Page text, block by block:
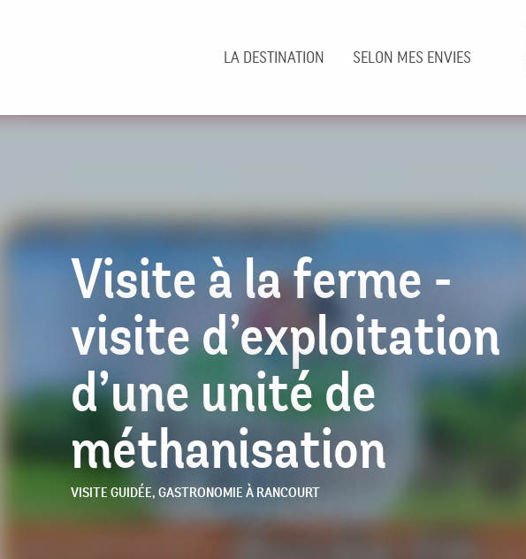
LA DESTINATION SELON MES ENVIES
Visite à la ferme -
visite d’exploitation
d’une unité de
méthanisation
VISITE GUIDÉE, GASTRONOMIE À RANCOURT